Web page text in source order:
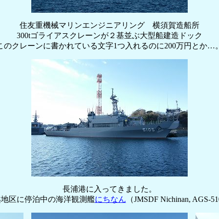
住友重機械マリンエンジニアリング 横須賀造船所
300tゴライアスクレーンが２基並ぶ大型船建造ドック
のクレーンに書かれている文字1つ入れるのに200万円とか…。
長浦港に入ってきました。
区に停泊中の海洋観測艦にちなん （JMSDF Nichinan, AGS-